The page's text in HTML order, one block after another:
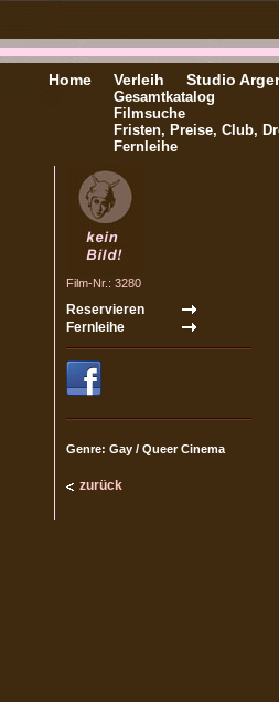
Home Verleih
Gesamtkatalog
Filmsuche
Fristen, Preise, Club,
Fernleihe
Studio
Film-Nr.: 3280
Genre: Gay / Queer Cinema
zurück